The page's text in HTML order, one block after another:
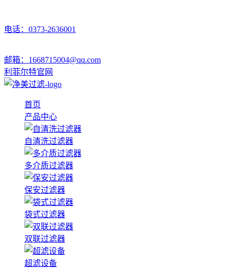
电话：0373-2636001
邮箱：1668715004@qq.com
利菲尔特官网
首页
产品中心
自清洗过滤器
多介质过滤器
保安过滤器
袋式过滤器
双联过滤器
超滤设备